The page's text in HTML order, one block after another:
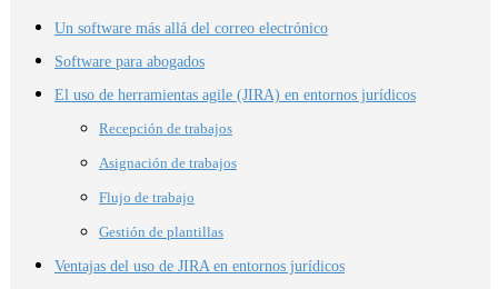
Un software más allá del correo electrónico
Software para abogados
El uso de herramientas agile (JIRA) en entornos jurídicos
Recepción de trabajos
Asignación de trabajos
Flujo de trabajo
Gestión de plantillas
Ventajas del uso de JIRA en entornos jurídicos